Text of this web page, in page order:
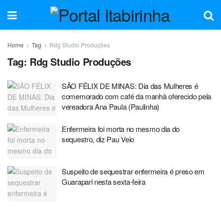
Home Tag Rdg Studio Produções
Tag: Rdg Studio Produções
SÃO FÉLIX DE MINAS: Dia das Mulheres é
comemorado com café da manhã oferecido pela
vereadora Ana Paula (Paulinha)
Enfermeira foi morta no mesmo dia do
sequestro, diz Pau Veio
Suspeito de sequestrar enfermeira é preso em
Guarapari nesta sexta-feira